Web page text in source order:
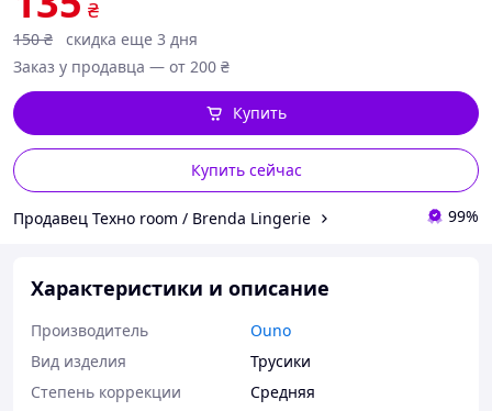
₴
150 ₴
скидка еще 3 дня
Заказ у продавца — от 200 ₴
Купить сейчас
Купить
Продавец Техно room / Brenda Lingerie 99%
Характеристики и описание
Производитель
Ouno
Вид изделия
Трусики
Степень коррекции
Средняя